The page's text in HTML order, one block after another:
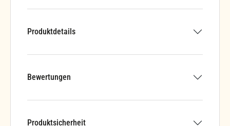
Produktdetails
Bewertungen
Produktsicherheit